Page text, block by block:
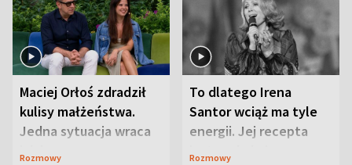
Maciej Orłoś zdradził
kulisy małżeństwa.
Jedna sytuacja wraca
jak bumerang
Rozmowy
To dlatego Irena
Santor wciąż ma tyle
energii. Jej recepta
jest zaskakująco
Rozmowy